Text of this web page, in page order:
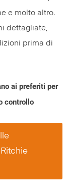
e molto altro.
dettagliate,
prima di
ai preferiti per
controllo